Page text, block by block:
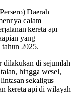
Daerah
dalam
kereta api
yang
tahun 2025.
dilakukan di sejumlah
hingga wesel,
sekaligus
kereta api di wilayah